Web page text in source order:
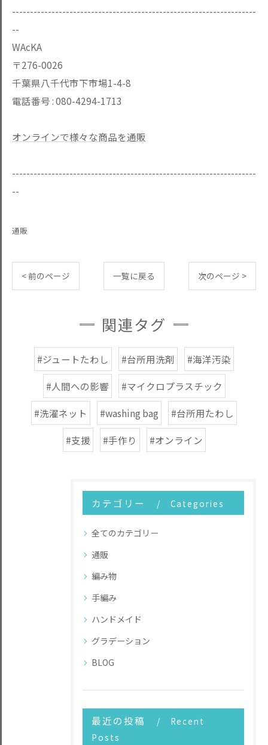
--------------------------------------------------------------------
--
WAcKA
〒276-0026
千葉県八千代市下市場1-4-8
電話番号 :080-4294-1713
オンラインで様々な商品を通販
--------------------------------------------------------------------
--
通販
< 前のページ 一覧に戻る 次のページ >
関連タグ
#ジュートたわし #台所用洗剤 #海洋汚染
#人間への影響 #マイクロプラスチック
#洗濯ネット #washing bag #台所用たわし
#支援 #手作り #オンライン
カテゴリー Categories
全てのカテゴリー
通販
編み物
手編み
ハンドメイド
グラデーション
BLOG
最近の投稿
Recent
Posts